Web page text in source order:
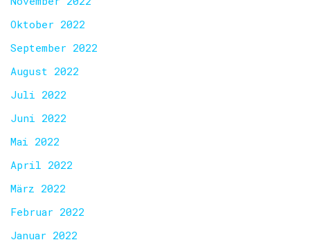
Oktober 2022
September 2022
August 2022
Juli 2022
Juni 2022
Mai 2022
April 2022
März 2022
Februar 2022
Januar 2022